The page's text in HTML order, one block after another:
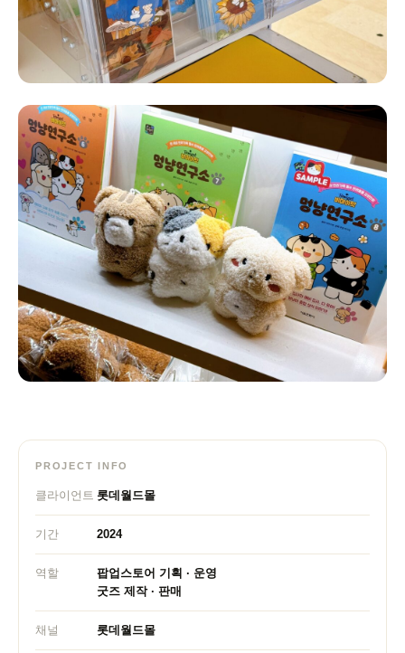
PROJECT INFO
클라이언트 롯데월드몰
기간 2024
역할
팝업스토어 기획 · 운영
굿즈 제작 · 판매
채널 롯데월드몰